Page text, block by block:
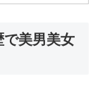
で美男美女